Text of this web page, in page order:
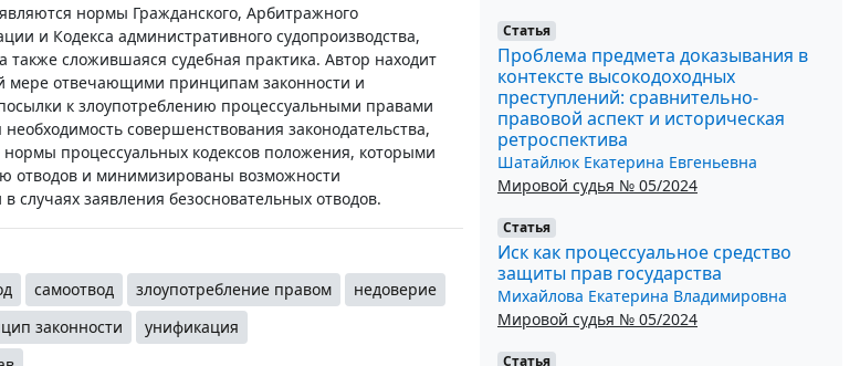
нормы Гражданского, Арбитражного
и Кодекса административного судопроизводства,
сложившаяся судебная практика. Автор находит
мере отвечающими принципам законности и
к злоупотреблению процессуальными правами
совершенствования законодательства,
процессуальных кодексов положения, которыми
отводов и минимизированы возможности
заявления безосновательных отводов.
самоотвод злоупотребление правом
недоверие
законности
унификация
Статья
Проблема предмета доказывания в
контексте высокодоходных
преступлений: сравнительно-
правовой аспект и историческая
ретроспектива
Шатайлюк Екатерина Евгеньевна
Мировой судья № 05/2024
Статья
Иск как процессуальное средство
защиты прав государства
Михайлова Екатерина Владимировна
Мировой судья № 05/2024
Статья